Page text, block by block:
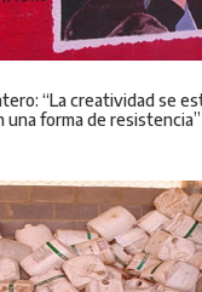
“La creatividad se
forma de resistencia”